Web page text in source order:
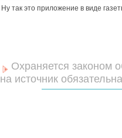
Ну так это приложение в виде
Охраняется законом
на источник